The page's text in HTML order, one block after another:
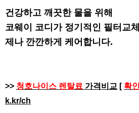
건강하고 깨끗한 물을 위해
코웨이 코디가 정기적인 필터교
제나 깐깐하게 케어합니다.
>> 청호나이스 렌탈료 가격비교 [ 확인
k.kr/ch